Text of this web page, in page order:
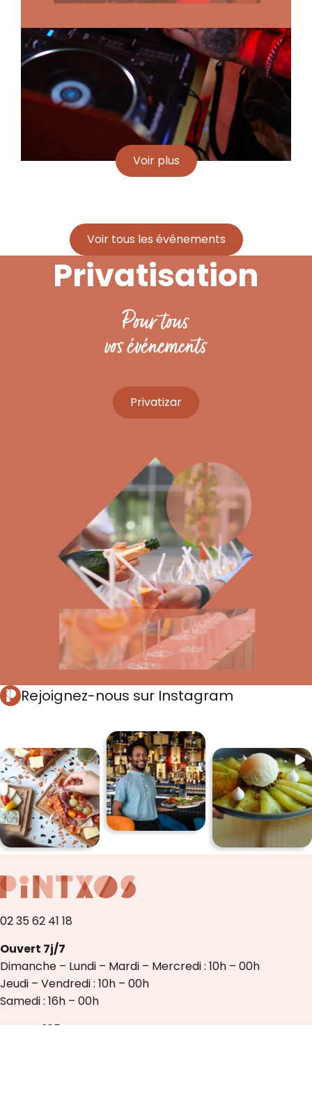
Voir plus
Voir tous les événements
Privatisation
Pour tous
vos événements
Privatizar
Rejoignez-nous sur Instagram
02 35 62 41 18
Ouvert 7j/7
Dimanche – Lundi – Mardi – Mercredi : 10h – 00h
Jeudi – Vendredi : 10h – 00h
Samedi : 16h – 00h
Hangar 105